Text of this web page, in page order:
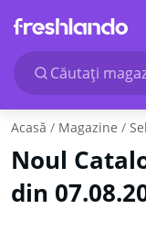
Căutaţi
Acasă Magazine
Noul
din